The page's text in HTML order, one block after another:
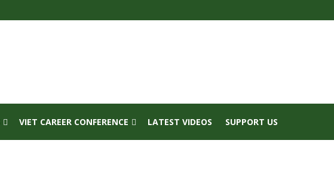
VIET CAREER CONFERENCE LATEST VIDEOS SUPPORT US